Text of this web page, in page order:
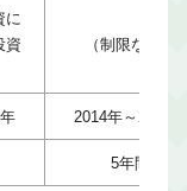
に
資
（制限なし）
2014年～2023年
5年間